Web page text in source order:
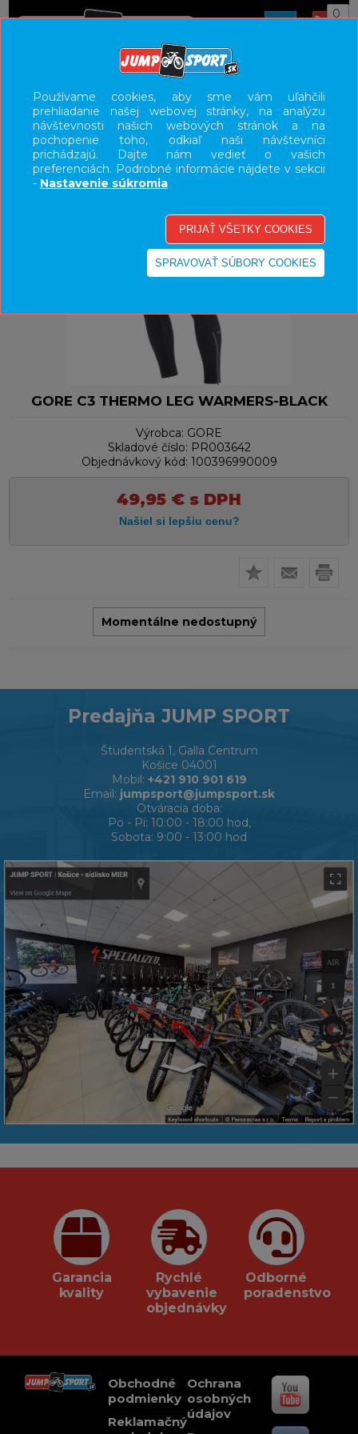
0
UŽÍVATEĽSKÝ PANEL
KATEGÓRIE
HLAVNÉ MENU
GORE C3 THERMO LEG WARMERS-BLACK
Výrobca: GORE
Skladové číslo: PR003642
Objednávkový kód: 100396990009
49,95 € s DPH
Momentálne nedostupný
Predajňa JUMP SPORT
Študentská 1, Galla Centrum
Košice 04001
Mobil: +421 910 901 619
Email: jumpsport@jumpsport.sk
Otváracia doba:
Po - Pi: 10:00 - 18:00 hod,
Sobota: 9:00 - 13:00 hod
Garancia
kvality
Rychlé
vybavenie
objednávky
Odborné
poradenstvo
Obchodné
podmienky
Reklamačný
Ochrana
osobných
údajov
Používame cookies, aby sme vám uľahčili
prehliadanie našej webovej stránky, na analýzu
návštevnosti našich webových stránok a na
pochopenie toho, odkiaľ naši návštevníci
prichádzajú. Dajte nám vedieť o vašich
preferenciách. Podrobné informácie nájdete v sekcii
- Nastavenie súkromia